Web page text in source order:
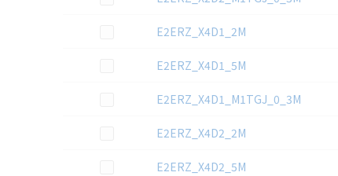
この資料を選択E2ERZ_X4D1_2M
この資料を選択E2ERZ_X4D1_5M
この資料を選択E2ERZ_X4D1_M1TGJ_0_3M
この資料を選択E2ERZ_X4D2_2M
この資料を選択E2ERZ_X4D2_5M